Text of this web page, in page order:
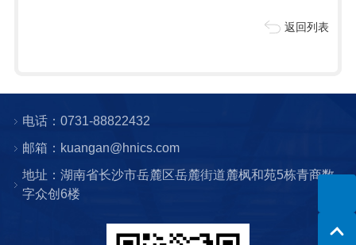
返回列表
电话：0731-88822432
邮箱：kuangan@hnics.com
地址：湖南省长沙市岳麓区岳麓街道麓枫和苑5栋青商数
字众创6楼